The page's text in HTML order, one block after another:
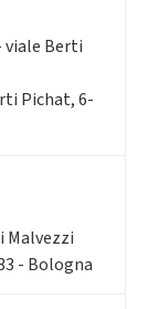
viale Berti
Pichat, 6-
Malvezzi
- Bologna